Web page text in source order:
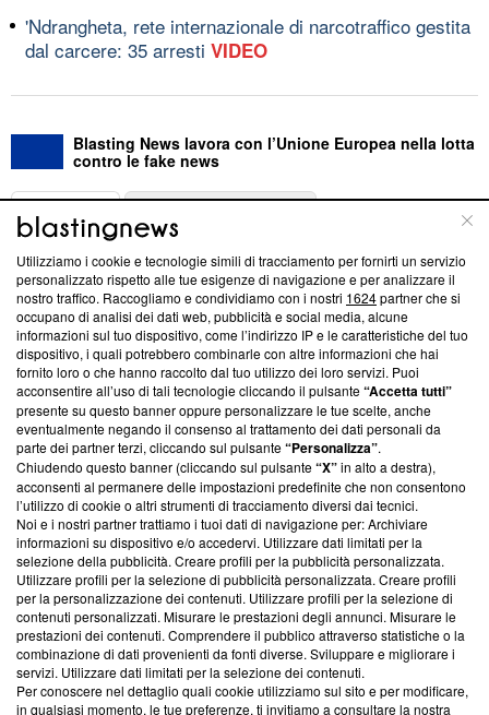
'Ndrangheta, rete internazionale di narcotraffico gestita
dal carcere: 35 arresti VIDEO
Blasting News lavora con l’Unione Europea nella lotta
contro le fake news
ABOUT
Questa sezione offre informazioni trasparenti su Blasting
News, sui nostri processi editoriali e su come ci impegniamo a
creare news di qualità. Inoltre, afferma la nostra aderenza a
‘Trust Project - News with Integrity’Blasting News non è
ancora membro del programma, ma ha richiesto di farne
parte; Trust Project non ha ancora effettuato una verifica di
conformità agli standard.
Su di noi
Team editoriale
Corporate
Redazione
Informativa Privacy
Cookie Policy
Blasting SA, IDI CHE-247.845.224, Via Carlo Frasca, 3 - 6900
Lugano (Svizzera) Tel:+39 0690258937
Utilizziamo i cookie e tecnologie simili di tracciamento per fornirti un servizio
personalizzato rispetto alle tue esigenze di navigazione e per analizzare il
nostro traffico. Raccogliamo e condividiamo con i nostri 1624partner che si
occupano di analisi dei dati web, pubblicità e social media, alcune
informazioni sul tuo dispositivo, come l’indirizzo IP e le caratteristiche del tuo
dispositivo, i quali potrebbero combinarle con altre informazioni che hai
fornito loro o che hanno raccolto dal tuo utilizzo dei loro servizi. Puoi
acconsentire all’uso di tali tecnologie cliccando il pulsante“Accetta tutti”
presente su questo banner oppure personalizzare le tue scelte, anche
eventualmente negando il consenso al trattamento dei dati personali da
parte dei partner terzi, cliccando sul pulsante“Personalizza”.
Chiudendo questo banner (cliccando sul pulsante“X”in alto a destra),
acconsenti al permanere delle impostazioni predefinite che non consentono
l’utilizzo di cookie o altri strumenti di tracciamento diversi dai tecnici.
Noi e i nostri partner trattiamo i tuoi dati di navigazione per: Archiviare
informazioni su dispositivo e/o accedervi. Utilizzare dati limitati per la
selezione della pubblicità. Creare profili per la pubblicità personalizzata.
Utilizzare profili per la selezione di pubblicità personalizzata. Creare profili
per la personalizzazione dei contenuti. Utilizzare profili per la selezione di
contenuti personalizzati. Misurare le prestazioni degli annunci. Misurare le
prestazioni dei contenuti. Comprendere il pubblico attraverso statistiche o la
combinazione di dati provenienti da fonti diverse. Sviluppare e migliorare i
servizi. Utilizzare dati limitati per la selezione dei contenuti.
Per conoscere nel dettaglio quali cookie utilizziamo sul sito e per modificare,
in qualsiasi momento, le tue preferenze, ti invitiamo a consultare la nostra